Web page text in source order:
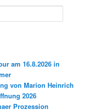
am 16.8.2026 in
von Marion Heinrich
2026
Prozession